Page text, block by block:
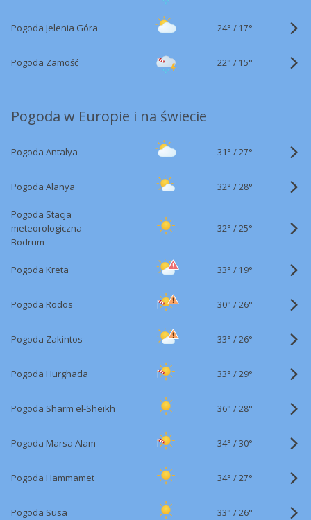
Pogoda Jelenia Góra 24° / 17°
Pogoda Zamość 22° / 15°
Pogoda w Europie i na świecie
Pogoda Antalya 31° /27°
Pogoda Alanya 32° /28°
Pogoda Stacja
meteorologiczna
Bodrum
32° /25°
Pogoda Kreta 33° / 19°
Pogoda Rodos 30° /26°
Pogoda Zakintos 33° /26°
Pogoda Hurghada 33° /29°
Pogoda Sharm el-Sheikh 36° /28°
Pogoda Marsa Alam 34° /30°
Pogoda Hammamet 34° /27°
Pogoda Susa 33° /26°